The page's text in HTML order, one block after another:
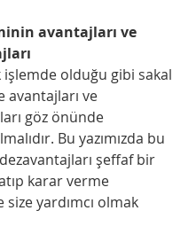
avantajları ve
olduğu gibi sakal
avantajları ve
göz önünde
Bu yazımızda bu
şeffaf bir
karar verme
yardımcı olmak